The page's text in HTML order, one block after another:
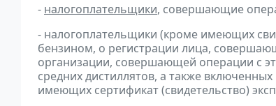
- налогоплательщики, совершающие
- налогоплательщики (кроме имеющих
бензином, о регистрации лица,
организации, совершающей операции с
средних дистиллятов, а также
имеющих сертификат (свидетельство)